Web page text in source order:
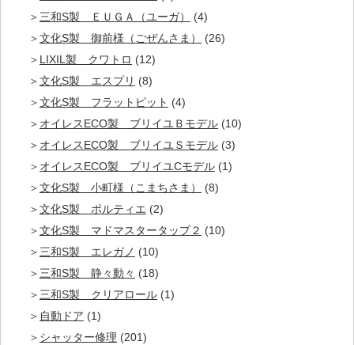
三和S製 ＥＵＧＡ（ユーガ）
(4)
文化S製 御前様（ごぜんさま）
(26)
LIXIL製 クワトロ (12)
文化S製 エスプリ (8)
文化S製 フラットピット (4)
オイレスECO製 ブリイユＢモデル (10)
オイレスECO製 ブリイユＳモデル (3)
オイレスECO製 ブリイユCモデル (1)
文化S製 小町様（こまちさま）
(8)
文化S製 ポルティエ (2)
文化S製 マドマスタータップ２ (10)
三和S製 エレガノ (10)
三和S製 静々動々 (18)
三和S製 クリアロール (1)
自動ドア (1)
シャッター修理 (201)